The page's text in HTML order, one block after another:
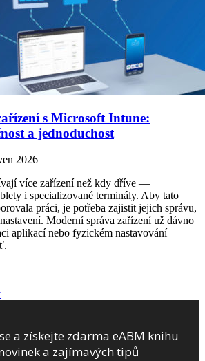
s Microsoft Intune:
a jednoduchost
2026
více zařízení než kdy dříve —
i specializované terminály. Aby tato
práci, je potřeba zajistit jejich správu,
Moderní správa zařízení už dávno
aplikací nebo fyzickém nastavování
a získejte zdarma eABM knihu
a zajímavých tipů